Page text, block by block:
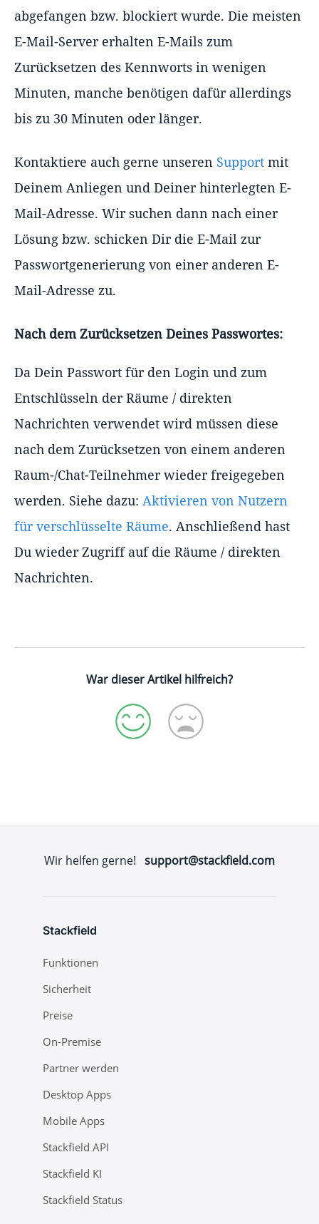
abgefangen bzw. blockiert wurde. Die meisten
E-Mail-Server erhalten E-Mails zum
Zurücksetzen des Kennworts in wenigen
Minuten, manche benötigen dafür allerdings
bis zu 30 Minuten oder länger.
Kontaktiere auch gerne unseren Support mit
Deinem Anliegen und Deiner hinterlegten E-
Mail-Adresse. Wir suchen dann nach einer
Lösung bzw. schicken Dir die E-Mail zur
Passwortgenerierung von einer anderen E-
Mail-Adresse zu.
Nach dem Zurücksetzen Deines Passwortes:
Da Dein Passwort für den Login und zum
Entschlüsseln der Räume / direkten
Nachrichten verwendet wird müssen diese
nach dem Zurücksetzen von einem anderen
Raum-/Chat-Teilnehmer wieder freigegeben
werden. Siehe dazu: Aktivieren von Nutzern
für verschlüsselte Räume. Anschließend hast
Du wieder Zugriff auf die Räume / direkten
Nachrichten.
War dieser Artikel hilfreich?
Wir helfen gerne! support@stackfield.com
Stackfield
Funktionen
Sicherheit
Preise
On-Premise
Partner werden
Desktop Apps
Mobile Apps
Stackfield API
Stackfield KI
Stackfield Status